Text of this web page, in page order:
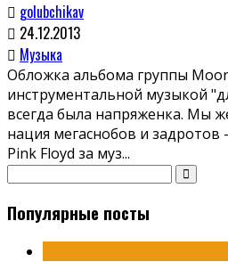
golubchikav
24.12.2013
Музыка
Обложка альбома группы
инструментальной музыкой
всегда была напряженка. Мы
нация мегаснобов и
Pink Floyd за муз...
Популярные посты